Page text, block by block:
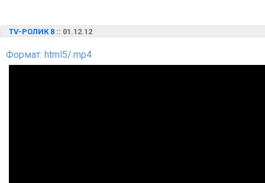
TV-РОЛИК 8 :: 01.12.12
Формат: html5/.mp4